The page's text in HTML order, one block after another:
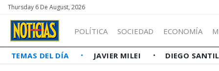
Thursday 6 De August, 2026
POLÍTICA SOCIEDAD ECONOMÍA
TEMAS DEL DÍA JAVIER MILEI DIEGO